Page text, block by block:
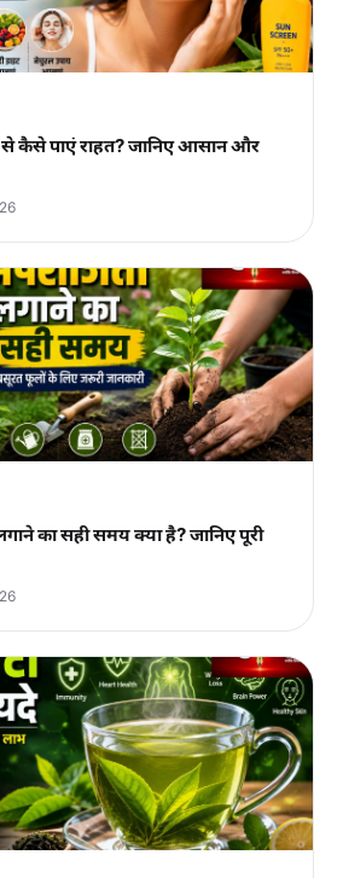
से कैसे पाएं राहत? जानिए आसान और
का सही समय क्या है? जानिए पूरी